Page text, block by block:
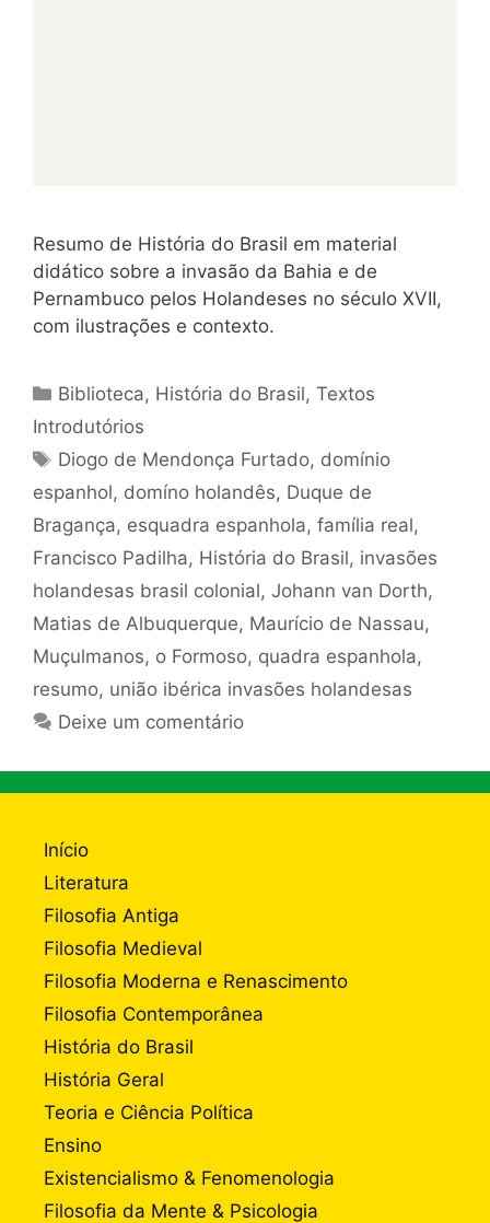
Resumo de História do Brasil em material
didático sobre a invasão da Bahia e de
Pernambuco pelos Holandeses no século XVII,
com ilustrações e contexto.
Categorias
Biblioteca, História do Brasil,Textos
Introdutórios
Tags
Diogo de Mendonça Furtado, domínio
espanhol, domíno holandês, Duque de
Bragança, esquadra espanhola, família real,
Francisco Padilha, História do Brasil, invasões
holandesas brasil colonial, Johann van Dorth,
Matias de Albuquerque, Maurício de Nassau,
Muçulmanos, o Formoso, quadra espanhola,
resumo, união ibérica invasões holandesas
Deixe um comentário
Início
Literatura
Filosofia Antiga
Filosofia Medieval
Filosofia Moderna e Renascimento
Filosofia Contemporânea
História do Brasil
História Geral
Teoria e Ciência Política
Ensino
Existencialismo & Fenomenologia
Filosofia da Mente & Psicologia